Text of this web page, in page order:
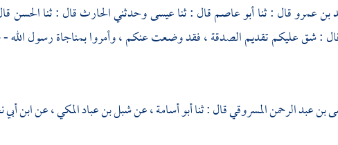
بن عمروقال : ثناأبو عاصمقال : ثناعيسىوحدثنيالحارثقال : ثناالحسن
: شق عليكم تقديم الصدقة ، فقد وضعت عنكم ، وأمروا بمناجاة رسول
بن عبد الرحمن المسروقيقال : ثناأبو أسامة، عنشبل بن عباد المكي، عنابن